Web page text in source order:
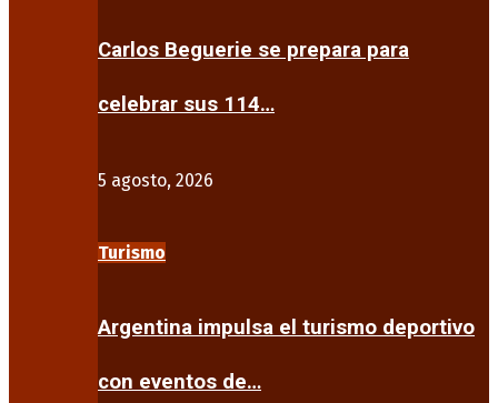
Carlos Beguerie se prepara para
celebrar sus 114…
5 agosto, 2026
Turismo
Argentina impulsa el turismo deportivo
con eventos de…